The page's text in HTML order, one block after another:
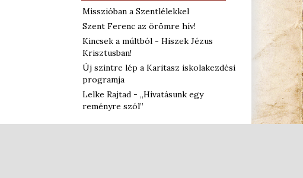
Misszióban a Szentlélekkel
Szent Ferenc az örömre hív!
Kincsek a múltból - Hiszek Jézus
Krisztusban!
Új szintre lép a Karitasz iskolakezdési
programja
Lelke Rajtad - „Hivatásunk egy
reményre szól”